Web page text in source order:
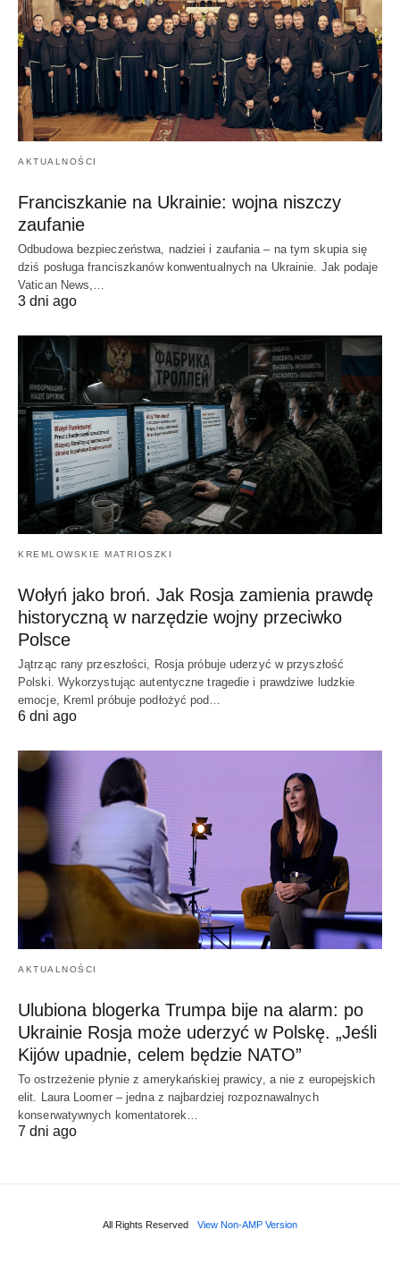
AKTUALNOŚCI
Franciszkanie na Ukrainie: wojna niszczy
zaufanie
Odbudowa bezpieczeństwa, nadziei i zaufania – na tym skupia się
dziś posługa franciszkanów konwentualnych na Ukrainie. Jak podaje
Vatican News,…
3 dni ago
KREMLOWSKIE MATRIOSZKI
Wołyń jako broń. Jak Rosja zamienia prawdę
historyczną w narzędzie wojny przeciwko
Polsce
Jątrząc rany przeszłości, Rosja próbuje uderzyć w przyszłość
Polski. Wykorzystując autentyczne tragedie i prawdziwe ludzkie
emocje, Kreml próbuje podłożyć pod…
6 dni ago
AKTUALNOŚCI
Ulubiona blogerka Trumpa bije na alarm: po
Ukrainie Rosja może uderzyć w Polskę. „Jeśli
Kijów upadnie, celem będzie NATO”
To ostrzeżenie płynie z amerykańskiej prawicy, a nie z europejskich
elit. Laura Loomer – jedna z najbardziej rozpoznawalnych
konserwatywnych komentatorek…
7 dni ago
All Rights Reserved View Non-AMP Version